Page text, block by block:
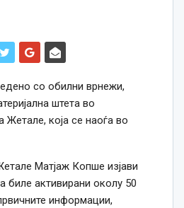
со обилни врнежи,
штета во
Жетале, која се наоѓа во
Матјаж Копше изјави
биле активирани околу 50
информации,